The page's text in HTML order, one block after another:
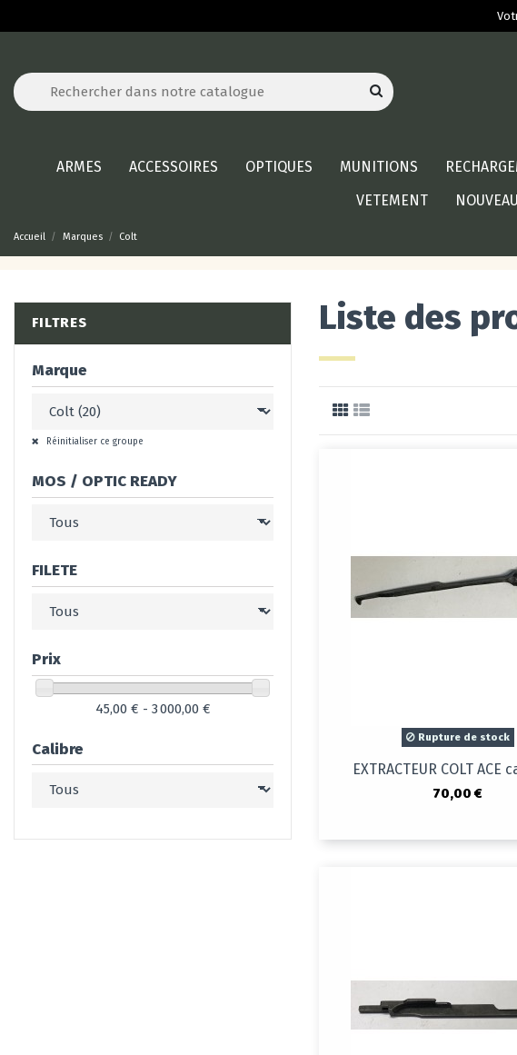
ARMES ACCESSOIRES OPTIQUES MUNITIONS
VETEMENT
Accueil Marques Colt
Liste des
Rupture de stock
EXTRACTEUR COLT ACE
70,00 €
FILTRES
Marque
Réinitialiser ce groupe
MOS / OPTIC READY
FILETE
Prix
45,00 € - 3 000,00 €
Calibre